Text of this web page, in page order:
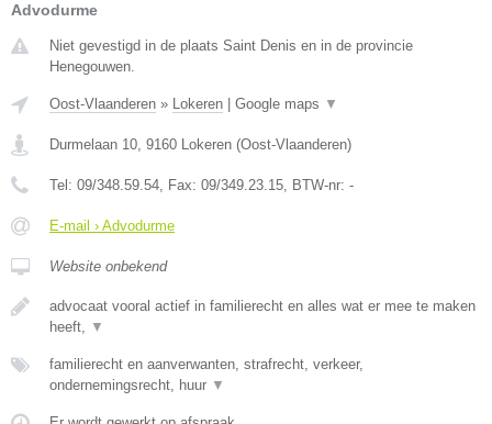
Advodurme
Niet gevestigd in de plaats Saint Denis en in de provincie
Henegouwen.
Oost-Vlaanderen » Lokeren Google maps ▼
Durmelaan 10, 9160 Lokeren (Oost-Vlaanderen)
Tel: 09/348.59.54, Fax: 09/349.23.15, BTW-nr: -
E-mail › Advodurme
Website onbekend
advocaat vooral actief in familierecht en alles wat er mee te maken
heeft, ▼
familierecht en aanverwanten, strafrecht, verkeer,
ondernemingsrecht, huur ▼